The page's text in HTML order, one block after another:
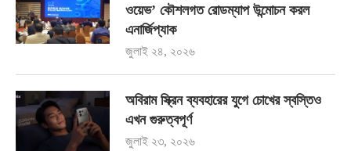
ওয়েভ’ কৌশলগত রোডম্যাপ উন্মোচন করল
এনার্জিপ্যাক
জুলাই ২৪, ২০২৬
অবিরাম স্ক্রিন ব্যবহারের যুগে চোখের স্বস্তিও
এখন গুরুত্বপূর্ণ
জুলাই ২৩, ২০২৬